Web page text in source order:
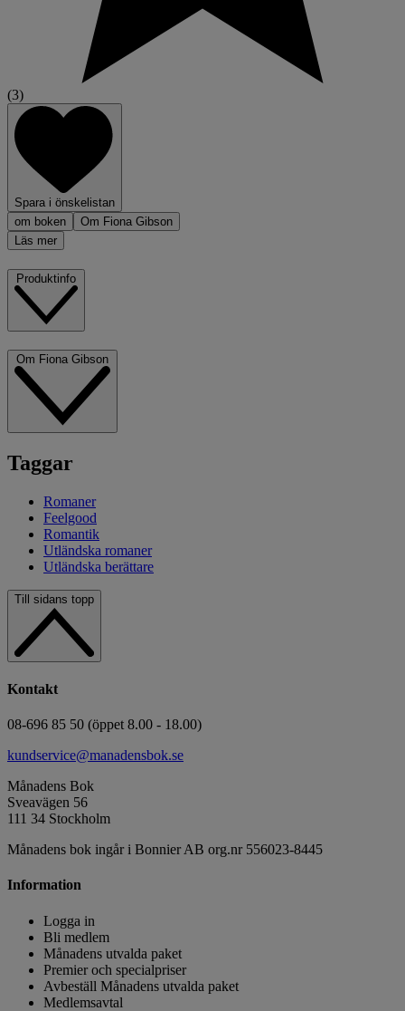
(3)
Spara i önskelistan
om boken
Om Fiona Gibson
Läs mer
Taggar
Romaner
Feelgood
Romantik
Utländska romaner
Utländska berättare
Till sidans topp
Kontakt
08-696 85 50 (öppet 8.00 - 18.00)
kundservice@manadensbok.se
Månadens Bok
Sveavägen 56
111 34 Stockholm
Månadens bok ingår i Bonnier AB org.nr 556023-8445
Information
Logga in
Bli medlem
Månadens utvalda paket
Premier och specialpriser
Avbeställ Månadens utvalda paket
Medlemsavtal